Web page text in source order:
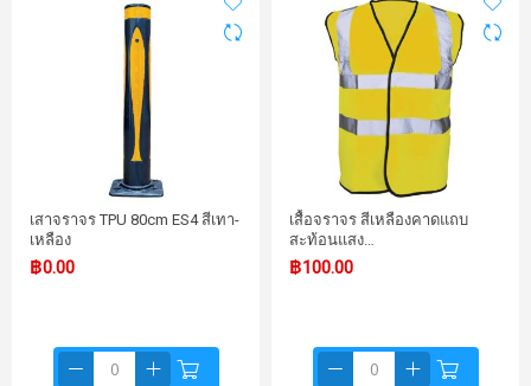
เสาจราจร TPU 80cm ES4 สีเทา-
เหลือง
฿0.00
เสื้อจราจร สีเหลืองคาดแถบ
สะท้อนแสง…
฿100.00